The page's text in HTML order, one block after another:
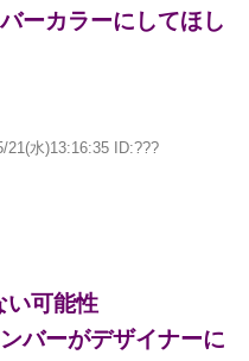
ーカラーにしてほし
21(水)13:16:35 ID:???
い可能性
バーがデザイナーに